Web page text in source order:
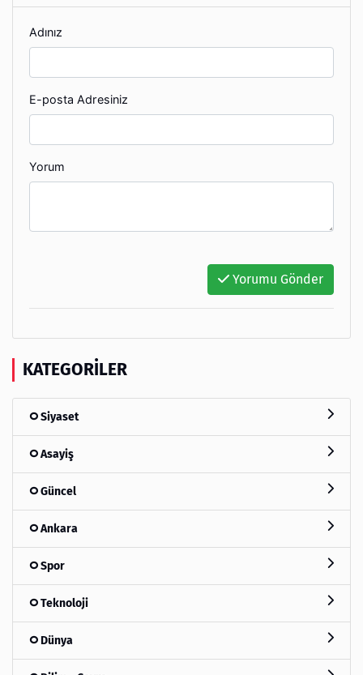
Adınız
E-posta Adresiniz
Yorum
Yorumu Gönder
KATEGORILER
Siyaset
Asayiş
Güncel
Ankara
Spor
Teknoloji
Dünya